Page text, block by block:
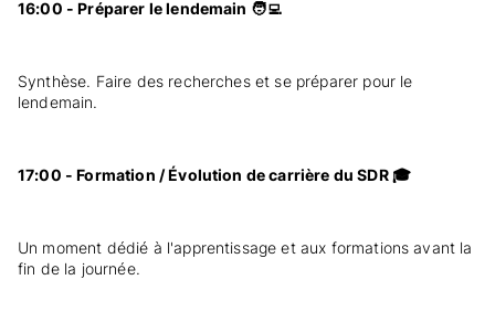
16:00 - Préparer le lendemain 🧑‍💻
Synthèse. Faire des recherches et se préparer pour le
lendemain.
17:00 - Formation / Évolution de carrière du SDR 🎓
Un moment dédié à l'apprentissage et aux formations avant la
fin de la journée.